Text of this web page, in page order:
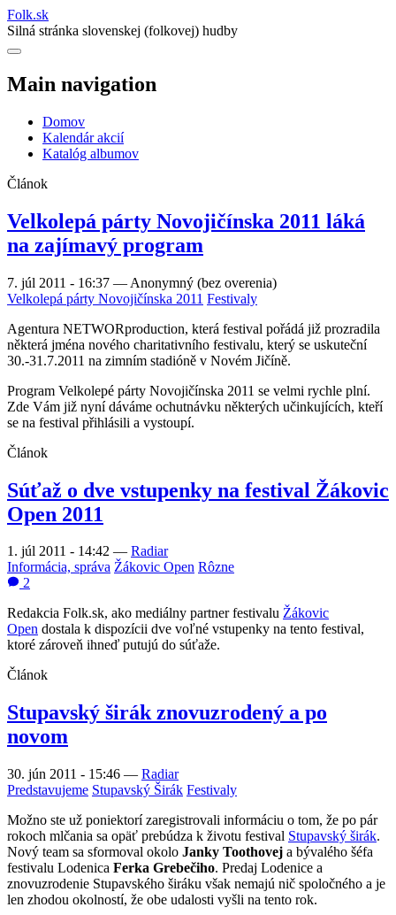
Folk.sk
Silná stránka slovenskej (folkovej) hudby
Main navigation
Domov
Kalendár akcií
Katalóg albumov
Článok
Velkolepá párty Novojičínska 2011 láká
na zajímavý program
7. júl 2011 - 16:37 — Anonymný (bez overenia)
Velkolepá párty Novojičínska 2011 Festivaly
Agentura NETWORproduction, která festival pořádá již prozradila
některá jména nového charitativního festivalu, který se uskuteční
30.-31.7.2011 na zimním stadióně v Novém Jičíně.
Program Velkolepé párty Novojičínska 2011 se velmi rychle plní.
Zde Vám již nyní dáváme ochutnávku některých učinkujících, kteří
se na festival přihlásili a vystoupí.
Článok
Súťaž o dve vstupenky na festival Žákovic
Open 2011
1. júl 2011 - 14:42 — Radiar
Informácia, správa Žákovic Open Rôzne
2
Redakcia Folk.sk, ako mediálny partner festivalu Žákovic
Open dostala k dispozícii dve voľné vstupenky na tento festival,
ktoré zároveň ihneď putujú do súťaže.
Článok
Stupavský širák znovuzrodený a po
novom
30. jún 2011 - 15:46 — Radiar
Predstavujeme Stupavský Širák Festivaly
Možno ste už poniektorí zaregistrovali informáciu o tom, že po pár
rokoch mlčania sa opäť prebúdza k životu festival Stupavský širák.
Nový team sa sformoval okolo Janky Toothovej a bývalého šéfa
festivalu Lodenica Ferka Grebečiho. Predaj Lodenice a
znovuzrodenie Stupavského širáku však nemajú nič spoločného a je
len zhodou okolností, že obe udalosti vyšli na tento rok.